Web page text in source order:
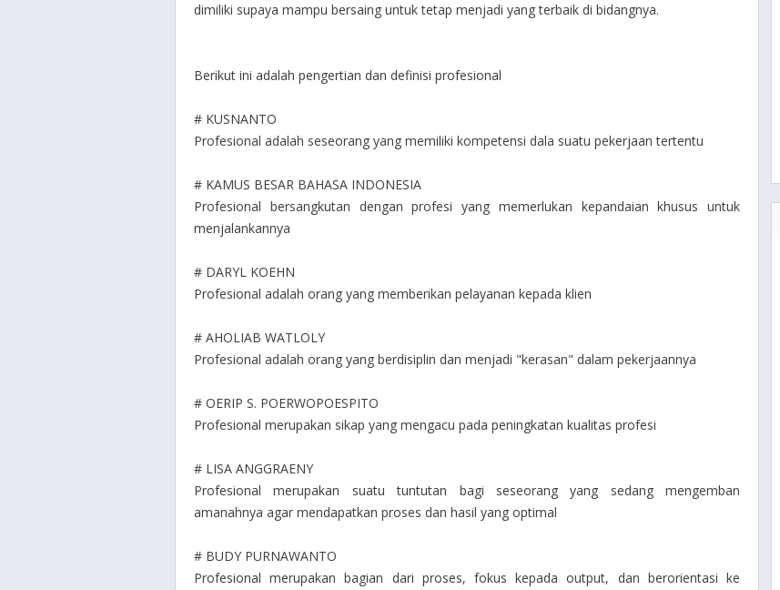
dimiliki supaya mampu bersaing untuk tetap menjadi yang terbaik di bidangnya.
Berikut ini adalah pengertian dan definisi profesional
# KUSNANTO
Profesional adalah seseorang yang memiliki kompetensi dala suatu pekerjaan tertentu
# KAMUS BESAR BAHASA INDONESIA
Profesional bersangkutan dengan profesi yang memerlukan kepandaian khusus untuk
menjalankannya
# DARYL KOEHN
Profesional adalah orang yang memberikan pelayanan kepada klien
# AHOLIAB WATLOLY
Profesional adalah orang yang berdisiplin dan menjadi "kerasan" dalam pekerjaannya
# OERIP S. POERWOPOESPITO
Profesional merupakan sikap yang mengacu pada peningkatan kualitas profesi
# LISA ANGGRAENY
Profesional merupakan suatu tuntutan bagi seseorang yang sedang mengemban
amanahnya agar mendapatkan proses dan hasil yang optimal
# BUDY PURNAWANTO
Profesional merupakan bagian dari proses, fokus kepada output, dan berorientasi ke